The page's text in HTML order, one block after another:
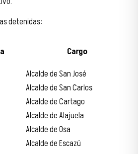
detenidas:
Cargo
Alcalde de San José
Alcalde de San Carlos
Alcalde de Cartago
Alcalde de Alajuela
Alcalde de Osa
Alcalde de Escazú